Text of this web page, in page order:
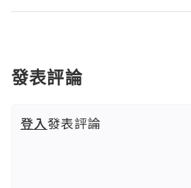
發表評論
登入發表評論